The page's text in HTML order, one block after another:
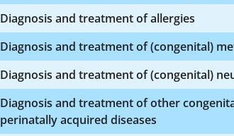
Diagnosis and treatment of allergies
Diagnosis and treatment of (congenital)
Diagnosis and treatment of (congenital)
Diagnosis and treatment of other
perinatally acquired diseases